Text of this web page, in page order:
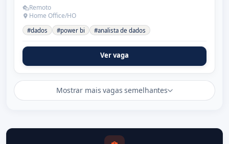
Remoto
Home Office/HO
#dados #power bi #analista de dados
Ver vaga
Mostrar mais vagas semelhantes